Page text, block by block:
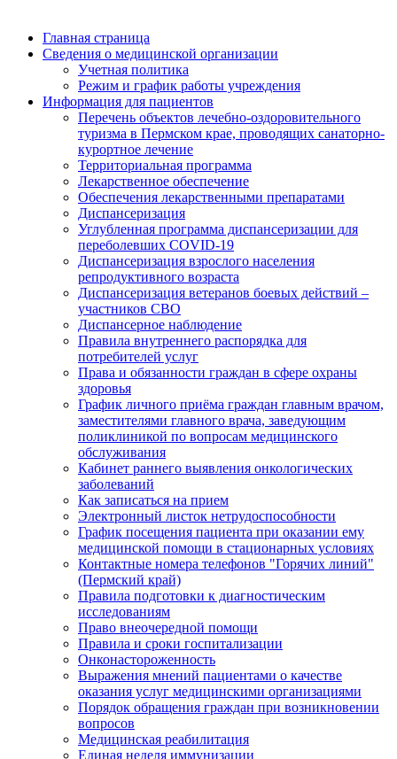
Главная страница
Сведения о медицинской организации
Учетная политика
Режим и график работы учреждения
Информация для пациентов
Перечень объектов лечебно-оздоровительного
туризма в Пермском крае, проводящих санаторно-
курортное лечение
Территориальная программа
Лекарственное обеспечение
Обеспечения лекарственными препаратами
Диспансеризация
Углубленная программа диспансеризации для
переболевших COVID-19
Диспансеризация взрослого населения
репродуктивного возраста
Диспансеризация ветеранов боевых действий –
участников СВО
Диспансерное наблюдение
Правила внутреннего распорядка для
потребителей услуг
Права и обязанности граждан в сфере охраны
здоровья
График личного приёма граждан главным врачом,
заместителями главного врача, заведующим
поликлиникой по вопросам медицинского
обслуживания
Кабинет раннего выявления онкологических
заболеваний
Как записаться на прием
Электронный листок нетрудоспособности
График посещения пациента при оказании ему
медицинской помощи в стационарных условиях
Контактные номера телефонов "Горячих линий"
(Пермский край)
Правила подготовки к диагностическим
исследованиям
Право внеочередной помощи
Правила и сроки госпитализации
Онконастороженность
Выражения мнений пациентами о качестве
оказания услуг медицинскими организациями
Порядок обращения граждан при возникновении
вопросов
Медицинская реабилитация
Единая неделя иммунизации